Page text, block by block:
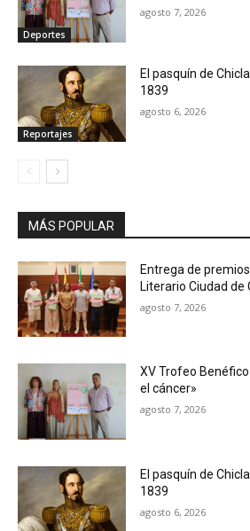
Deportes
agosto 7, 2026
Reportajes
El pasquín de
1839
agosto 6, 2026
MÁS POPULAR
Entrega de
Literario Ciudad de
agosto 7, 2026
XV Trofeo
el cáncer»
agosto 7, 2026
El pasquín de
1839
agosto 6, 2026